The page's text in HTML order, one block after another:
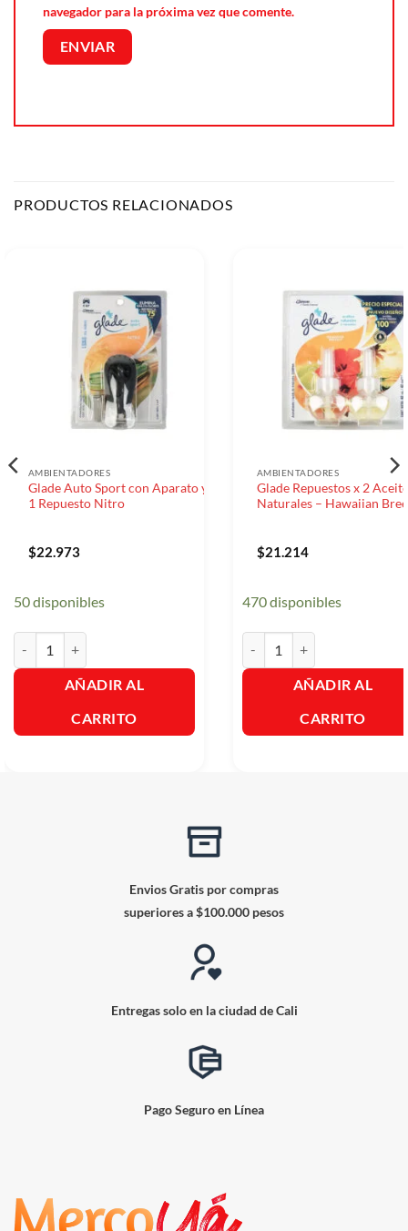
navegador para la próxima vez que comente.
PRODUCTOS RELACIONADOS
AMBIENTADORES
Glade Auto Sport con Aparato y
1 Repuesto Nitro
$22.973
50 disponibles
AÑADIR AL
CARRITO
AMBIENTADORES
Glade Repuestos x 2
Naturales – Hawaiian
$21.214
470 disponibles
AÑADIR AL
CARRITO
Envios Gratis por compras
superiores a $100.000 pesos
Entregas solo en la ciudad de Cali
Pago Seguro en Línea